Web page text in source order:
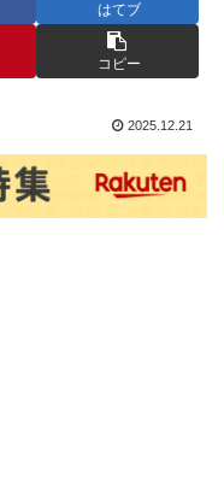
はてブ
コピー
2025.12.21